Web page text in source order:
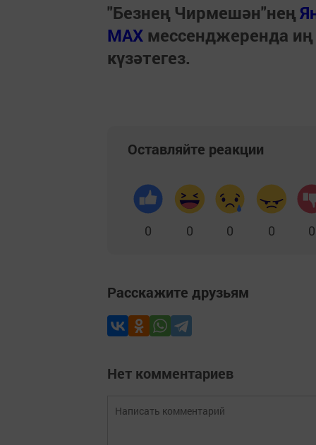
"Безнең Чирмешән"нең
МАХ мессенджеренда
күзәтегез.
Оставляйте реакции
0 0 0 0 0
Расскажите друзьям
Нет комментариев